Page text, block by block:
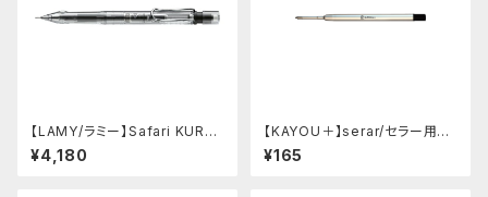
【LAMY/ラミー】Safari KURU
TOGA inside シャープペンシ
ル (ビスタ)
¥4,180
【KAYOU＋】serar/セラー用リ
フィル
¥165